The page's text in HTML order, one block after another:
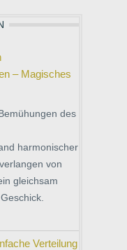
– Magisches
des
harmonischer
von
gleichsam
Verteilung